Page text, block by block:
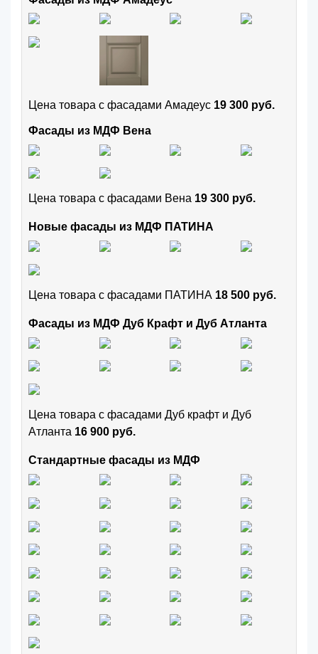
Цена товара с фасадами Амадеус 19 300 руб.
Фасады из МДФ Вена
Цена товара с фасадами Вена 19 300 руб.
Новые фасады из МДФ ПАТИНА
Цена товара с фасадами ПАТИНА 18 500 руб.
Фасады из МДФ Дуб Крафт и Дуб Атланта
Цена товара с фасадами Дуб крафт и Дуб
Атланта 16 900 руб.
Стандартные фасады из МДФ